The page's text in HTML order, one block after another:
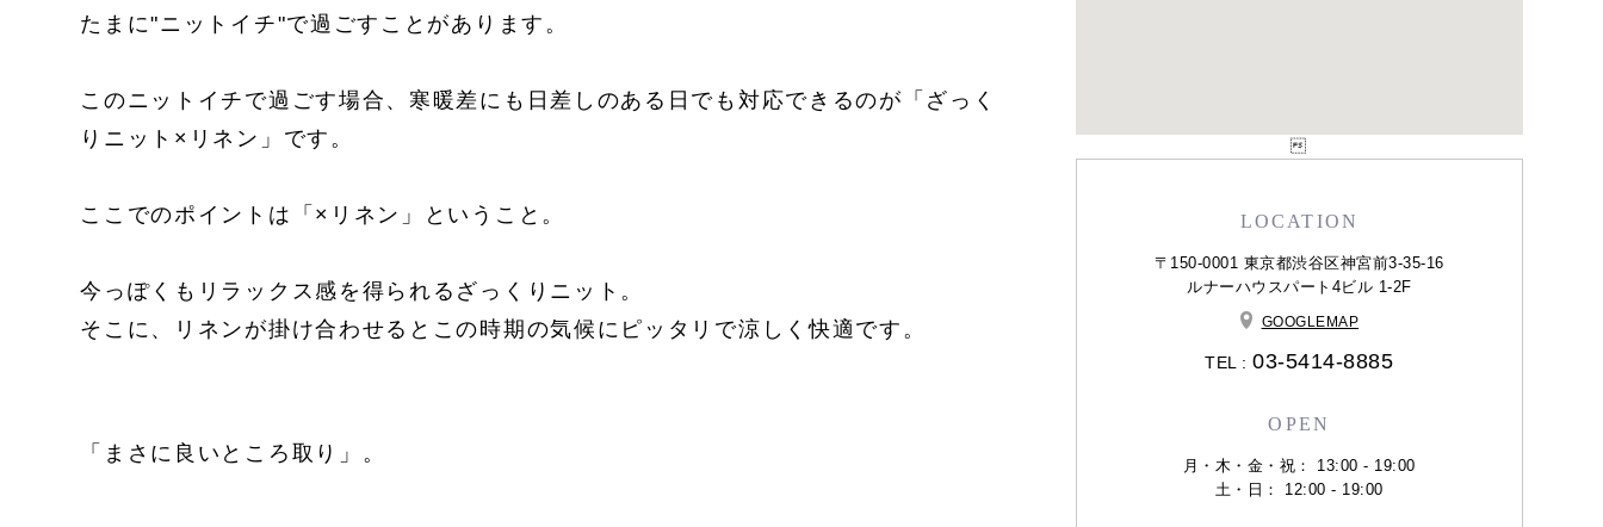
たまに"ニットイチ"で過ごすことがあります。
このニットイチで過ごす場合、寒暖差にも日差しのある日でも対応できるのが「ざっく
りニット×リネン」です。
ここでのポイントは「×リネン」ということ。
今っぽくもリラックス感を得られるざっくりニット。
そこに、リネンが掛け合わせるとこの時期の気候にピッタリで涼しく快適です。
「まさに良いところ取り」。
LOCATION
〒150-0001 東京都渋谷区神宮前3-35-16
ルナーハウスパート4ビル 1-2F
GOOGLEMAP
TEL :03-5414-8885
OPEN
月・木・金・祝： 13:00 - 19:00
土・日： 12:00 - 19:00